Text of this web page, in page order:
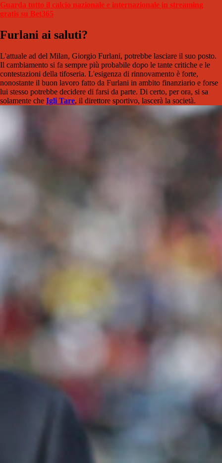
Guarda tutto il calcio nazionale e internazionale in streaming
gratis su Bet365
Furlani ai saluti?
L'attuale ad del Milan, Giorgio Furlani, potrebbe lasciare il suo posto.
Il cambiamento si fa sempre più probabile dopo le tante critiche e le
contestazioni della tifoseria. L'esigenza di rinnovamento è forte,
nonostante il buon lavoro fatto da Furlani in ambito finanziario e forse
lui stesso potrebbe decidere di farsi da parte. Di certo, per ora, si sa
solamente che Igli Tare, il direttore sportivo, lascerà la società.